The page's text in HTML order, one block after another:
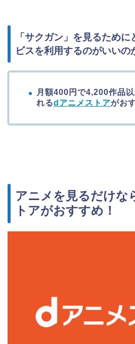
「サクガン」を見るため
ビスを利用するのがいいの
月額400円で4,200作品
れるdアニメストアがお
アニメを見るだけな
トアがおすすめ！